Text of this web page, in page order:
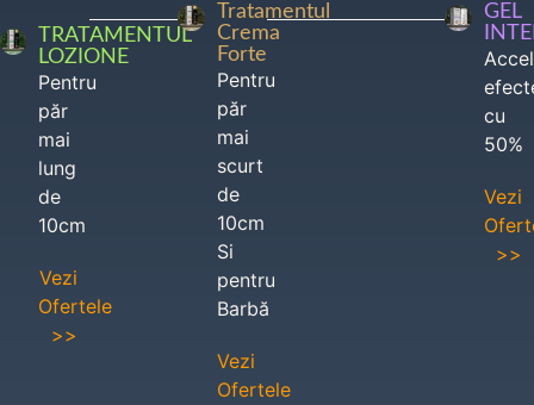
TRATAMENTUL
LOZIONE
Pentru
păr
mai
lung
de
10cm
Vezi
Ofertele
>>
Tratamentul
Crema
Forte
Pentru
păr
mai
scurt
de
10cm
Si
pentru
Barbă
Vezi
Ofertele
GEL
cu
50%
Vezi
>>